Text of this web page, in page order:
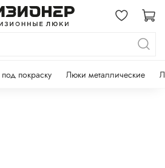
покраску Люки металлические